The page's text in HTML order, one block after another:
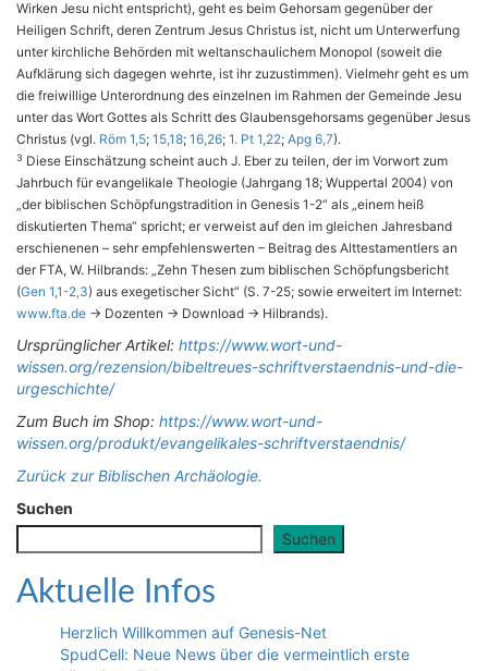
Wirken Jesu nicht entspricht), geht es beim Gehorsam gegenüber der
Heiligen Schrift, deren Zentrum Jesus Christus ist, nicht um Unterwerfung
unter kirchliche Behörden mit weltanschaulichem Monopol (soweit die
Aufklärung sich dagegen wehrte, ist ihr zuzustimmen). Vielmehr geht es um
die freiwillige Unterordnung des einzelnen im Rahmen der Gemeinde Jesu
unter das Wort Gottes als Schritt des Glaubensgehorsams gegenüber Jesus
Christus (vgl. Röm 1,5; 15,18; 16,26; 1. Pt 1,22; Apg 6,7).
3 Diese Einschätzung scheint auch J. Eber zu teilen, der im Vorwort zum
Jahrbuch für evangelikale Theologie (Jahrgang 18; Wuppertal 2004) von
„der biblischen Schöpfungstradition in Genesis 1-2“ als „einem heiß
diskutierten Thema“ spricht; er verweist auf den im gleichen Jahresband
erschienenen – sehr empfehlenswerten – Beitrag des Alttestamentlers an
der FTA, W. Hilbrands: „Zehn Thesen zum biblischen Schöpfungsbericht
(Gen 1,1-2,3) aus exegetischer Sicht“ (S. 7-25; sowie erweitert im Internet:
www.fta.de -> Dozenten -> Download -> Hilbrands).
Ursprünglicher Artikel: https://www.wort-und-
wissen.org/rezension/bibeltreues-schriftverstaendnis-und-die-
urgeschichte/
Zum Buch im Shop: https://www.wort-und-
wissen.org/produkt/evangelikales-schriftverstaendnis/
Zurück zur Biblischen Archäologie.
Suchen
Suchen
Aktuelle Infos
Herzlich Willkommen auf Genesis-Net
SpudCell: Neue News über die vermeintlich erste